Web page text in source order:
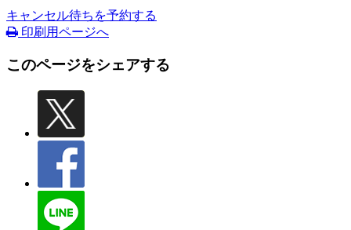
キャンセル待ちを予約する
印刷用ページへ
このページをシェアする